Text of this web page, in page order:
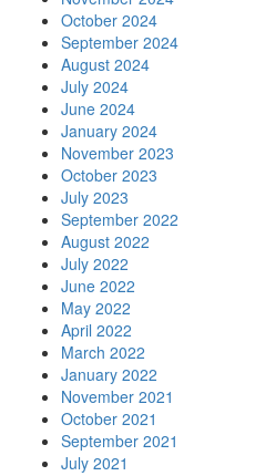
October 2024
September 2024
August 2024
July 2024
June 2024
January 2024
November 2023
October 2023
July 2023
September 2022
August 2022
July 2022
June 2022
May 2022
April 2022
March 2022
January 2022
November 2021
October 2021
September 2021
July 2021